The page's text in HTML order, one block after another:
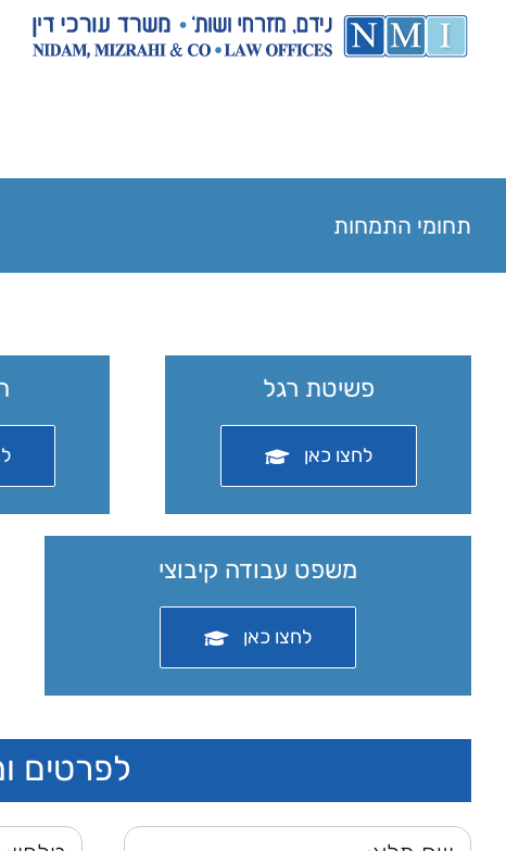
תחומי התמחות
פשיטת רגל
לחצו כאן
משפט עבודה קיבוצי
לחצו כאן
לפרטים